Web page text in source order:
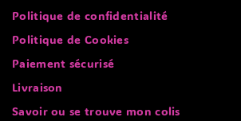
Politique de confidentialité
Politique de Cookies
Paiement sécurisé
Livraison
Savoir ou se trouve mon colis